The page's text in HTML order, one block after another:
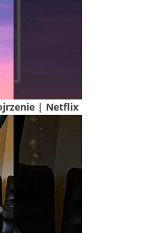
| Netflix